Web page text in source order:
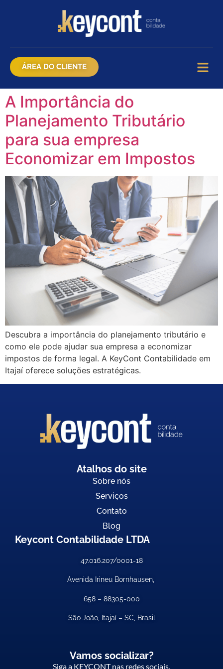
ÁREA DO CLIENTE
A Importância do
Planejamento Tributário
para sua empresa
Economizar em Impostos
Descubra a importância do planejamento tributário e
como ele pode ajudar sua empresa a economizar
impostos de forma legal. A KeyCont Contabilidade em
Itajaí oferece soluções estratégicas.
Atalhos do site
Sobre nós
Serviços
Contato
Blog
Keycont Contabilidade LTDA
47.016.207/0001-18
Avenida Irineu Bornhausen,
658 – 88305-000
São João, Itajaí – SC, Brasil
Vamos socializar?
Siga a KEYCONT nas redes sociais.